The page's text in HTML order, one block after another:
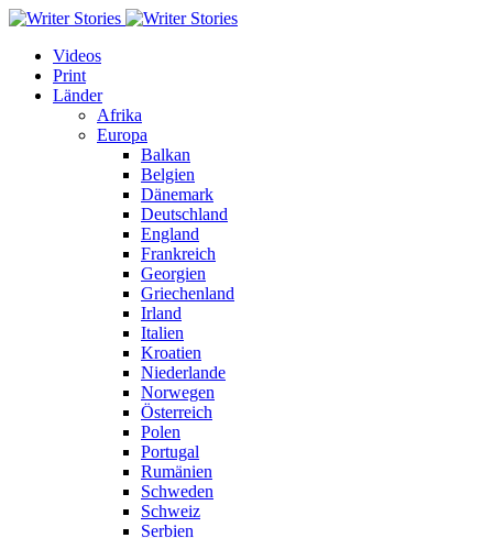
Videos
Print
Länder
Afrika
Europa
Balkan
Belgien
Dänemark
Deutschland
England
Frankreich
Georgien
Griechenland
Irland
Italien
Kroatien
Niederlande
Norwegen
Österreich
Polen
Portugal
Rumänien
Schweden
Schweiz
Serbien